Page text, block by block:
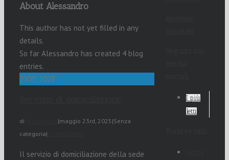
About Alessandro
This author has not yet filled in any
details.
So far Alessandro has created 4 blog
entries.
2305, 2025
di |maggio 23rd, 2025 |Senza
categoria|
Il servizio di domiciliazione della sede
I più
letti